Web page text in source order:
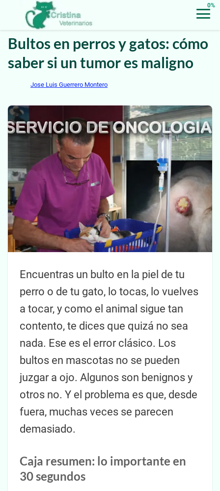
0%
Bultos en perros y gatos: cómo
saber si un tumor es maligno
Jose Luis Guerrero Montero
Encuentras un bulto en la piel de tu
perro o de tu gato, lo tocas, lo vuelves
a tocar, y como el animal sigue tan
contento, te dices que quizá no sea
nada. Ese es el error clásico. Los
bultos en mascotas no se pueden
juzgar a ojo. Algunos son benignos y
otros no. Y el problema es que, desde
fuera, muchas veces se parecen
demasiado.
Caja resumen: lo importante en
30 segundos